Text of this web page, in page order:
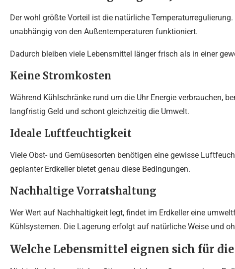
Der wohl größte Vorteil ist die natürliche
unabhängig von den Außentemperaturen funktioniert.
Dadurch bleiben viele Lebensmittel länger frisch als in einer
Keine Stromkosten
Während Kühlschränke rund um die Uhr Energie verbrauchen,
langfristig Geld und schont gleichzeitig die Umwelt.
Ideale Luftfeuchtigkeit
Viele Obst- und Gemüsesorten benötigen eine gewisse
geplanter Erdkeller bietet genau diese Bedingungen.
Nachhaltige Vorratshaltung
Wer Wert auf Nachhaltigkeit legt, findet im Erdkeller eine
Kühlsystemen. Die Lagerung erfolgt auf natürliche Weise und
Welche Lebensmittel eignen sich für